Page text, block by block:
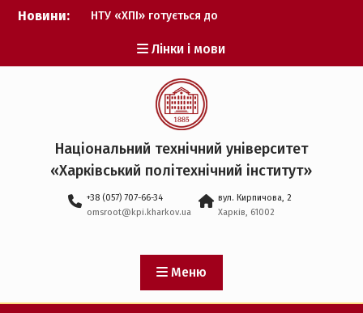
Перейти
Новини:
НТУ «ХПІ» готується до
Музичні таланти ХПІ
запрошуються на
Всеукраїнський
фестиваль «Червона
рута – 2027»
ХПІ уклав угоду про
партнерство з ДержНДІ
технологій кібербезпеки
Головнокомандувачем
Збройних Сил України
участю ХПІ обговорили
перспективи українсько-
іспанського
технологічного
Лінки і мови
Національний технічний університет
«Харківський політехнічний iнститут»
+38 (057) 707-66-34
omsroot@kpi.kharkov.ua
вул. Кирпичова, 2
Харків, 61002
Меню